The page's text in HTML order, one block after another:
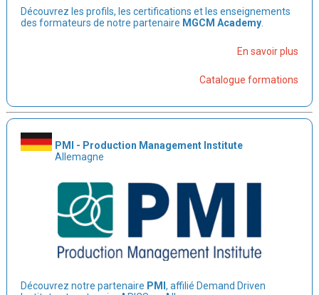
Découvrez les profils, les certifications et les enseignements
des formateurs de notre partenaire MGCM Academy.
En savoir plus
Catalogue formations
PMI - Production Management Institute
Allemagne
Découvrez notre partenaire PMI , affilié Demand Driven